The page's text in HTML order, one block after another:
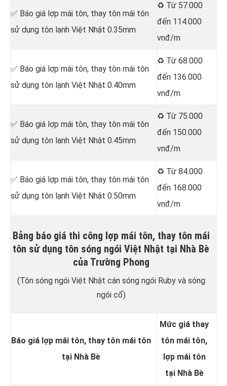
✅ Báo giá lợp mái tôn, thay tôn mái tôn
sử dụng tôn lạnh Việt Nhật 0.35mm
♻️ Từ 57.000
đến 114.000
vnđ/m
✅ Báo giá lợp mái tôn, thay tôn mái tôn
sử dụng tôn lạnh Việt Nhật 0.40mm
♻️ Từ 68.000
đến 136.000
vnđ/m
✅ Báo giá lợp mái tôn, thay tôn mái tôn
sử dụng tôn lạnh Việt Nhật 0.45mm
♻️ Từ 75.000
đến 150.000
vnđ/m
✅ Báo giá lợp mái tôn, thay tôn mái tôn
sử dụng tôn lạnh Việt Nhật 0.50mm
♻️ Từ 84.000
đến 168.000
vnđ/m
Bảng báo giá thi công lợp mái tôn, thay tôn mái
tôn sử dụng tôn sóng ngói Việt Nhật tại Nhà Bè
của Trường Phong
(Tôn sóng ngói Việt Nhật cán sóng ngói Ruby và sóng
ngói cổ)
Báo giá lợp mái tôn, thay tôn mái tôn
tại Nhà Bè
Mức giá thay
tôn mái tôn,
lợp mái tôn
tại Nhà Bè